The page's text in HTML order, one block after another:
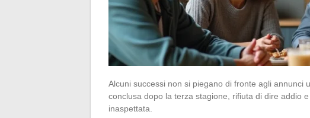
Alcuni successi non si piegano di fronte agli annunci
conclusa dopo la terza stagione, rifiuta di dire addio
inaspettata.